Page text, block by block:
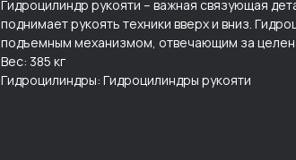
Гидроцилиндр рукояти – важная связующая
поднимает рукоять техники вверх и вниз.
подъемным механизмом, отвечающим за
Вес: 385 кг
Гидроцилиндры: Гидроцилиндры рукояти